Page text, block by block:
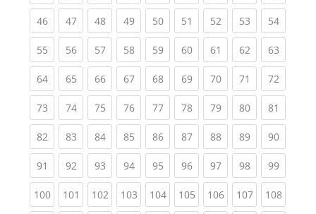
46(current)
47(current)
48(current)
49(current)
50(current)
51 (current)
52(current)
53(current)
54
55(current)
56(current)
57(current)
58(current)
59(current)
60(current)
61 (current)
62(current)
63
64(current)
65(current)
66(current)
67(current)
68(current)
69(current)
70(current)
71 (current)
72
73(current)
74(current)
75(current)
76(current)
77(current)
78(current)
79(current)
80(current)
81
82(current)
83(current)
84(current)
85(current)
86(current)
87(current)
88(current)
89(current)
90
91 (current)
92(current)
93(current)
94(current)
95(current)
96(current)
97(current)
98(current)
99
100(current)
101 (current)
102(current)
103(current)
104(current)
105(current)
106(current)
107(current)
108